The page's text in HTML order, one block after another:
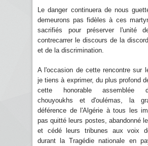
Le danger continuera de nous
demeurons pas fidèles à ces
sacrifiés pour préserver l'unité
contrecarrer le discours de la
et de la discrimination.
A l'occasion de cette rencontre sur
je tiens à exprimer, du plus profond
cette honorable assemblée
chouyoukhs et d'oulémas, la
déférence de l'Algérie à tous les
pas quitté leurs postes, abandonné
et cédé leurs tribunes aux voix
durant la Tragédie nationale en